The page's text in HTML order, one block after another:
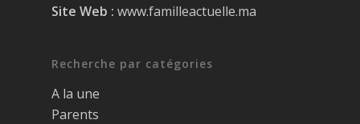
Site Web : www.familleactuelle.ma
Recherche par catégories
A la une
Parents